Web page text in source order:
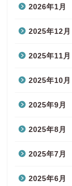
2026年1月
2025年12月
2025年11月
2025年10月
2025年9月
2025年8月
2025年7月
2025年6月